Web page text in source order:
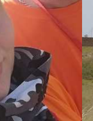
местности и
обжига №1
трассе
на участках
зоны, проводить
наш пост.